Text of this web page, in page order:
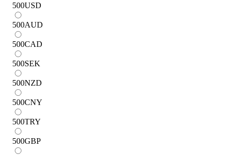
500USD
500AUD
500CAD
500SEK
500NZD
500CNY
500TRY
500GBP